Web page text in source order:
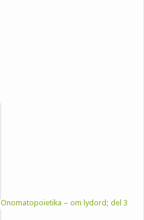
Onomatopoietika – om lydord; del 3